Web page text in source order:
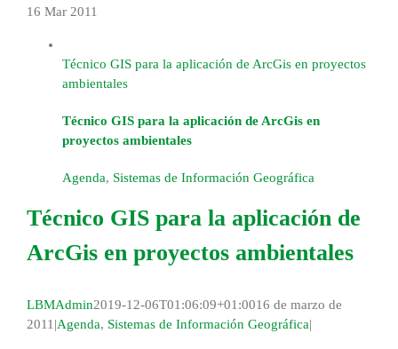
16 Mar 2011
Técnico GIS para la aplicación de ArcGis en proyectos
ambientales
Técnico GIS para la aplicación de ArcGis en
proyectos ambientales
Agenda, Sistemas de Información Geográfica
Técnico GIS para la aplicación de
ArcGis en proyectos ambientales
LBMAdmin2019-12-06T01:06:09+01:0016 de marzo de
2011|Agenda, Sistemas de Información Geográfica|